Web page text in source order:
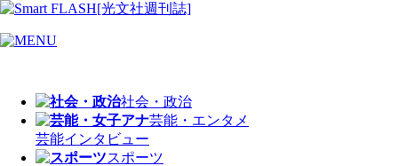
社会・政治
芸能・エンタメ
芸能インタビュー
スポーツ